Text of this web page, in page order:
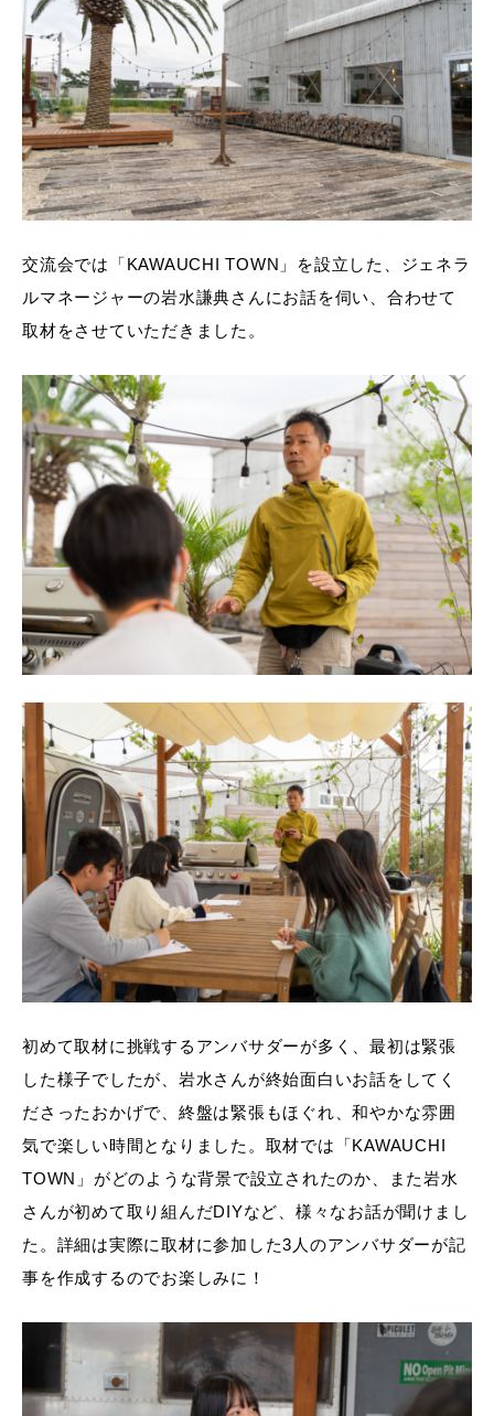
交流会では「KAWAUCHI TOWN」を設立した、ジェネラ
ルマネージャーの岩水謙典さんにお話を伺い、合わせて
取材をさせていただきました。
初めて取材に挑戦するアンバサダーが多く、最初は緊張
した様子でしたが、岩水さんが終始面白いお話をしてく
ださったおかげで、終盤は緊張もほぐれ、和やかな雰囲
気で楽しい時間となりました。取材では「KAWAUCHI
TOWN」がどのような背景で設立されたのか、また岩水
さんが初めて取り組んだDIYなど、様々なお話が聞けまし
た。詳細は実際に取材に参加した3人のアンバサダーが記
事を作成するのでお楽しみに！